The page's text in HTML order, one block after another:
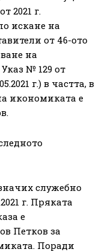
2021 г.
искане на
от 46-ото
на
№ 129 от
г.) в частта, в
икономиката е
служебно
г. Пряката
е
Петков за
Поради